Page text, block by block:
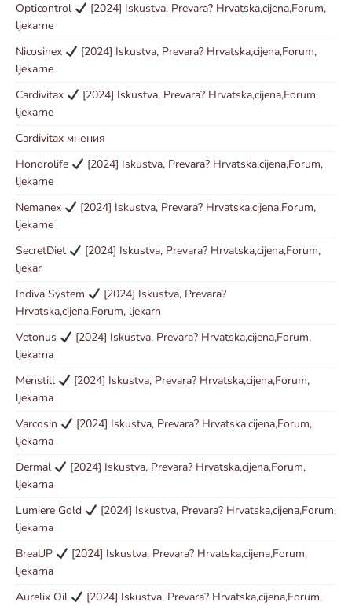
Opticontrol
[2024] Iskustva, Prevara? Hrvatska,cijena,Forum,
ljekarne
Nicosinex
[2024] Iskustva, Prevara? Hrvatska,cijena,Forum,
ljekarne
Cardivitax
[2024] Iskustva, Prevara? Hrvatska,cijena,Forum,
ljekarne
Cardivitax мнения
Hondrolife
[2024] Iskustva, Prevara? Hrvatska,cijena,Forum,
ljekarne
Nemanex
[2024] Iskustva, Prevara? Hrvatska,cijena,Forum,
ljekarne
SecretDiet
[2024] Iskustva, Prevara? Hrvatska,cijena,Forum,
ljekar
Indiva System
[2024] Iskustva, Prevara?
Hrvatska,cijena,Forum, ljekarn
Vetonus
[2024] Iskustva, Prevara? Hrvatska,cijena,Forum,
ljekarna
Menstill
[2024] Iskustva, Prevara? Hrvatska,cijena,Forum,
ljekarna
Varcosin
[2024] Iskustva, Prevara? Hrvatska,cijena,Forum,
ljekarna
Dermal
[2024] Iskustva, Prevara? Hrvatska,cijena,Forum,
ljekarna
Lumiere Gold
[2024] Iskustva, Prevara? Hrvatska,cijena,Forum,
ljekarna
BreaUP
[2024] Iskustva, Prevara? Hrvatska,cijena,Forum,
ljekarna
Aurelix Oil
[2024] Iskustva, Prevara? Hrvatska,cijena,Forum,